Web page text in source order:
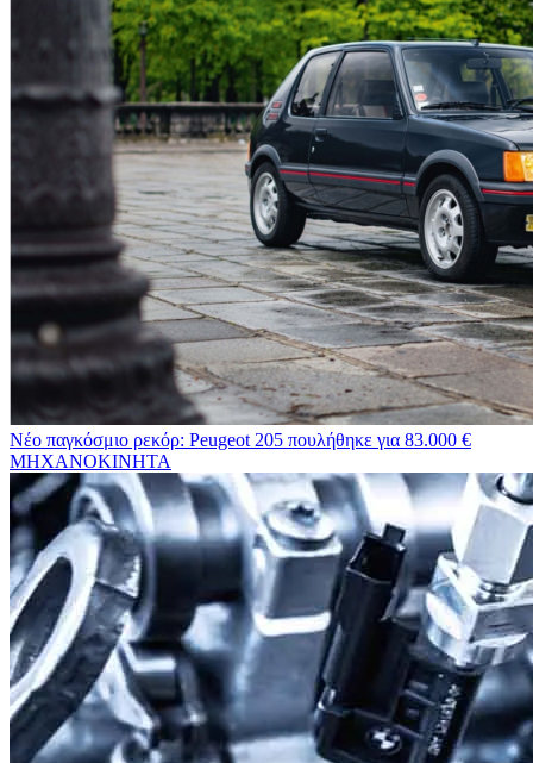
Νέο παγκόσμιο ρεκόρ: Peugeot 205 πουλήθηκε για 83.000 €
ΜΗΧΑΝΟΚΙΝΗΤΑ